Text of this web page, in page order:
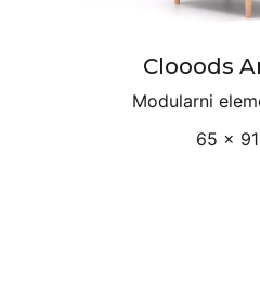
Clooods
Modularni
65 ×